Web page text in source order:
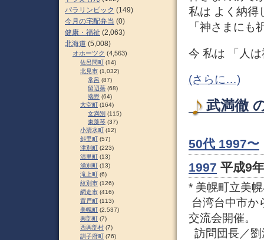
私は よく納
「神さまに
今 私は 「人
(さらに…)
武満徹
50代 1997〜
1997 平成9
* 美幌町立美
台湾台中市か
交流会開催。
訪問団長／
パラリンピック (149)
今月の宅配弁当 (0)
健康・福祉 (2,063)
北海道 (5,008)
オホーツク (4,563)
佐呂間町 (14)
北見市 (1,032)
常呂 (87)
留辺蘂 (68)
端野 (64)
大空町 (164)
女満別 (115)
東藻琴 (37)
小清水町 (12)
斜里町 (57)
津別町 (223)
清里町 (13)
湧別町 (13)
滝上町 (6)
紋別市 (126)
網走市 (416)
置戸町 (113)
美幌町 (2,537)
興部町 (7)
西興部村 (7)
訓子府町 (76)